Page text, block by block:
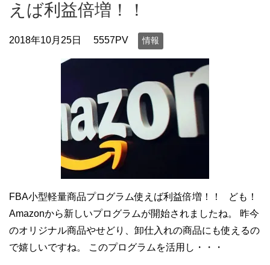
えば利益倍増！！
2018年10月25日 5557PV 情報
FBA小型軽量商品プログラム使えば利益倍増！！ ども！
Amazonから新しいプログラムが開始されましたね。 昨今
のオリジナル商品やせどり、卸仕入れの商品にも使えるの
で嬉しいですね。 このプログラムを活用し・・・